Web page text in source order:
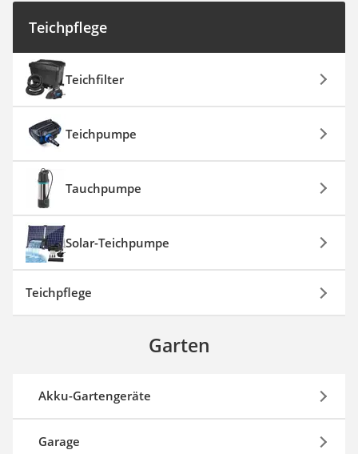
Teichpflege
Teichfilter
Teichpumpe
Tauchpumpe
Solar-Teichpumpe
Teichpflege
Garten
Akku-Gartengeräte
Garage